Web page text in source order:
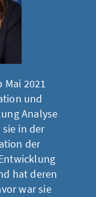
Mai 2021
und
Analyse
in der
der
hat deren
war sie